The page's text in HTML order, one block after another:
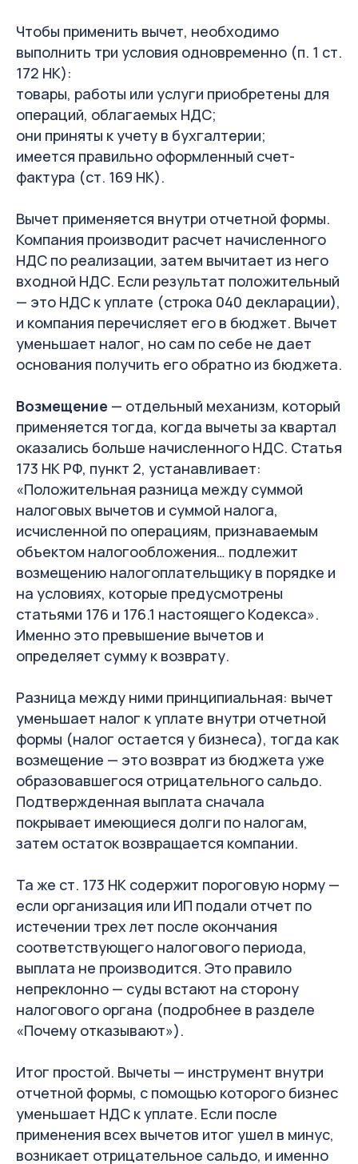
Чтобы применить вычет, необходимо
выполнить три условия одновременно (п. 1 ст.
172 НК):
товары, работы или услуги приобретены для
операций, облагаемых НДС;
они приняты к учету в бухгалтерии;
имеется правильно оформленный счет-
фактура (ст. 169 НК).
Вычет применяется внутри отчетной формы.
Компания производит расчет начисленного
НДС по реализации, затем вычитает из него
входной НДС. Если результат положительный
— это НДС к уплате (строка 040 декларации),
и компания перечисляет его в бюджет. Вычет
уменьшает налог, но сам по себе не дает
основания получить его обратно из бюджета.
Возмещение — отдельный механизм, который
применяется тогда, когда вычеты за квартал
оказались больше начисленного НДС. Статья
173 НК РФ, пункт 2, устанавливает:
«Положительная разница между суммой
налоговых вычетов и суммой налога,
исчисленной по операциям, признаваемым
объектом налогообложения… подлежит
возмещению налогоплательщику в порядке и
на условиях, которые предусмотрены
статьями 176 и 176.1 настоящего Кодекса».
Именно это превышение вычетов и
определяет сумму к возврату.
Разница между ними принципиальная: вычет
уменьшает налог к уплате внутри отчетной
формы (налог остается у бизнеса), тогда как
возмещение — это возврат из бюджета уже
образовавшегося отрицательного сальдо.
Подтвержденная выплата сначала
покрывает имеющиеся долги по налогам,
затем остаток возвращается компании.
Та же ст. 173 НК содержит пороговую норму —
если организация или ИП подали отчет по
истечении трех лет после окончания
соответствующего налогового периода,
выплата не производится. Это правило
непреклонно — суды встают на сторону
налогового органа (подробнее в разделе
«Почему отказывают»).
Итог простой. Вычеты — инструмент внутри
отчетной формы, с помощью которого бизнес
уменьшает НДС к уплате. Если после
применения всех вычетов итог ушел в минус,
возникает отрицательное сальдо, и именно